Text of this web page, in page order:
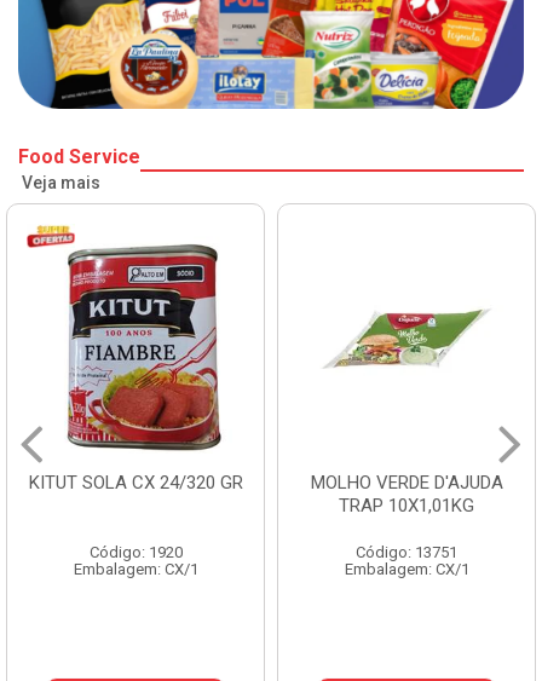
Food Service
Veja mais
320 GR
MOLHO VERDE D'AJUDA
Embalagem: CX/1
FRUTAS